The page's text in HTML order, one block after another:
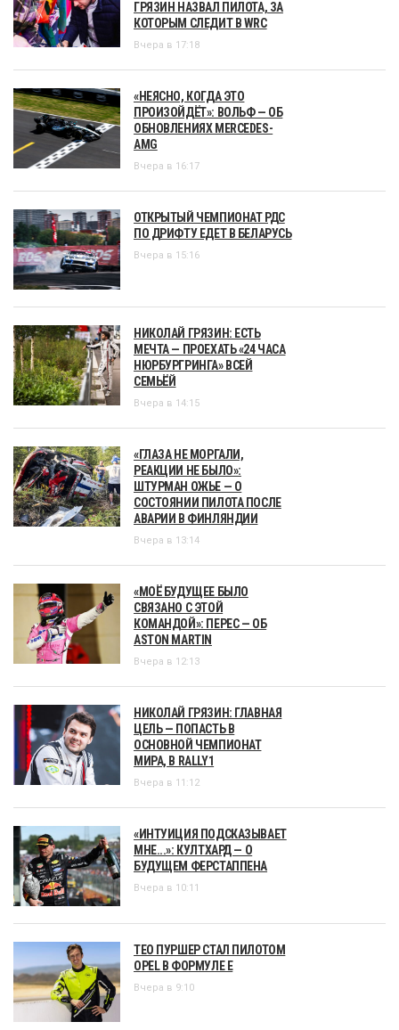
ГРЯЗИН НАЗВАЛ ПИЛОТА, ЗА
КОТОРЫМ СЛЕДИТ В WRC
Вчера в 17:18
«НЕЯСНО, КОГДА ЭТО
ПРОИЗОЙДЁТ»: ВОЛЬФ — ОБ
ОБНОВЛЕНИЯХ MERCEDES-
AMG
Вчера в 16:17
ОТКРЫТЫЙ ЧЕМПИОНАТ РДС
ПО ДРИФТУ ЕДЕТ В БЕЛАРУСЬ
Вчера в 15:16
НИКОЛАЙ ГРЯЗИН: ЕСТЬ
МЕЧТА — ПРОЕХАТЬ «24 ЧАСА
НЮРБУРГРИНГА» ВСЕЙ
СЕМЬЁЙ
Вчера в 14:15
«ГЛАЗА НЕ МОРГАЛИ,
РЕАКЦИИ НЕ БЫЛО»:
ШТУРМАН ОЖЬЕ — О
СОСТОЯНИИ ПИЛОТА ПОСЛЕ
АВАРИИ В ФИНЛЯНДИИ
Вчера в 13:14
«МОЁ БУДУЩЕЕ БЫЛО
СВЯЗАНО С ЭТОЙ
КОМАНДОЙ»: ПЕРЕС — ОБ
ASTON MARTIN
Вчера в 12:13
НИКОЛАЙ ГРЯЗИН: ГЛАВНАЯ
ЦЕЛЬ — ПОПАСТЬ В
ОСНОВНОЙ ЧЕМПИОНАТ
МИРА, В RALLY1
Вчера в 11:12
«ИНТУИЦИЯ ПОДСКАЗЫВАЕТ
МНЕ...»: КУЛТХАРД — О
БУДУЩЕМ ФЕРСТАППЕНА
Вчера в 10:11
ТЕО ПУРШЕР СТАЛ ПИЛОТОМ
OPEL В ФОРМУЛЕ Е
Вчера в 9:10